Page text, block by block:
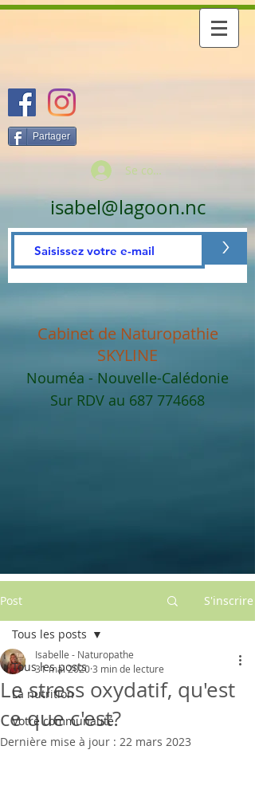
Partager
Se connecter
isabel@lagoon.nc
>
Cabinet de Naturopathie
SKYLINE
Nouméa - Nouvelle-Calédonie
Sur RDV au 687 774668
Post S'inscrire
Tous les posts
La nutrition
Votre communauté
Tous les posts
Le stress oxydatif, qu'est
ce que c'est?
Isabelle - Naturopathe
31 mai 20203 min de lecture
Dernière mise à jour : 22 mars 2023